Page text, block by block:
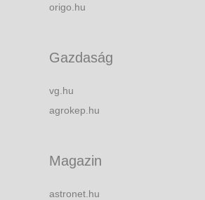
origo.hu
Gazdaság
vg.hu
agrokep.hu
Magazin
astronet.hu